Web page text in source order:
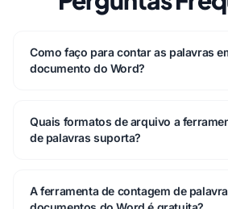
Como faço para contar as palavras
documento do Word?
Quais formatos de arquivo a
de palavras suporta?
A ferramenta de contagem de